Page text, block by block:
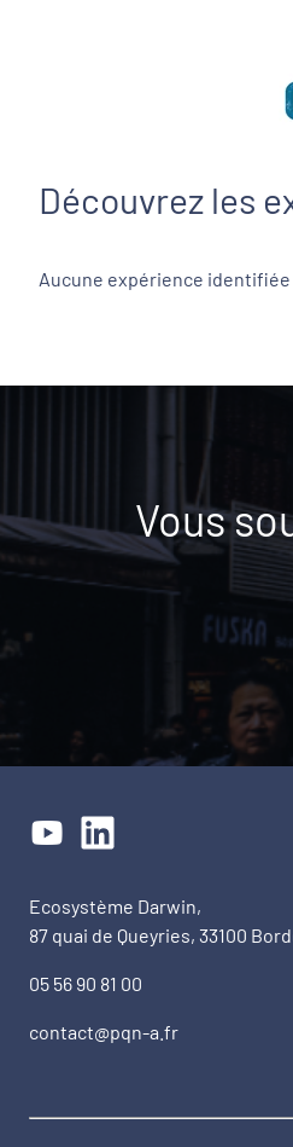
Découvrez les
Aucune expérience
Vous
Ecosystème Darwin,
87 quai de Queyries, 33100
05 56 90 81 00
contact@pqn-a.fr